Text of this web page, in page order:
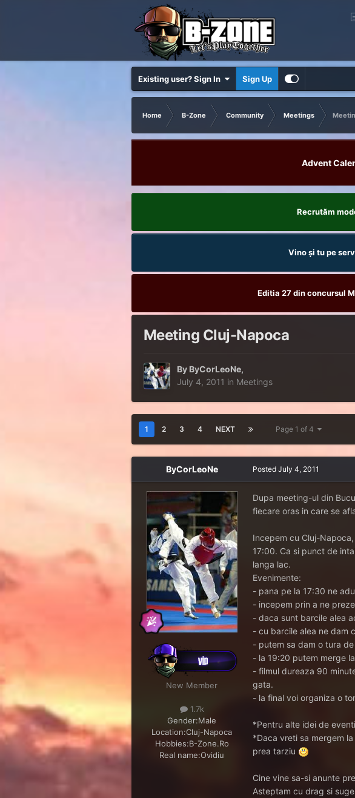
Existing user? Sign In Sign Up
Home B-Zone Community Meetings
Advent
Recrutăm
Vino și tu pe
Editia 27 din concursul
Meeting Cluj-Napoca
By ByCorLeoNe,
July 4, 2011 in Meetings
1 2 3 4 NEXT Page 1 of 4
ByCorLeoNe
New Member
1.7k
Gender:Male
Location:Cluj-Napoca
Hobbies:B-Zone.Ro
Real name:Ovidiu
Posted July 4, 2011
Dupa meeting-ul din
fiecare oras in care se
Incepem cu Cluj-
17:00. Ca si punct de
langa lac.
Evenimente:
- pana pe la 17:30 ne
- incepem prin a ne
- daca sunt barcile alea
- cu barcile alea ne dam
- putem sa dam o tura
- la 19:20 putem merge
- filmul dureaza 90
gata.
- la final voi organiza o
*Pentru alte idei de
*Daca vreti sa mergem
prea tarziu
Cine vine sa-si anunte
Asteptam cu drag si